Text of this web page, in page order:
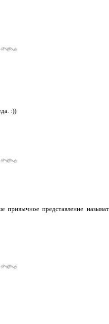
:))
привычное представление